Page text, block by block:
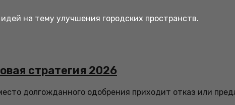
на тему улучшения городских пространств.
стратегия 2026
долгожданного одобрения приходит отказ или